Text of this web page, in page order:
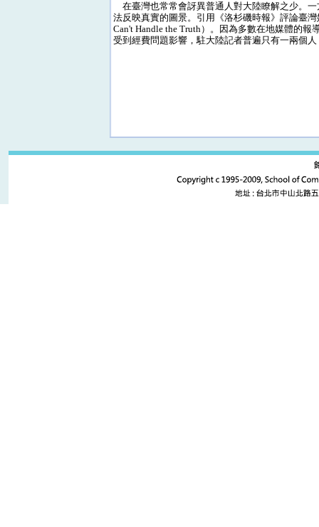
在臺灣也常常會訝異普通人對大陸瞭解之少。
法反映真實的圖景。引用《洛杉磯時報》評論臺
Can't Handle the Truth）。因為多數在地媒體的
受到經費問題影響，駐大陸記者普遍只有一兩個